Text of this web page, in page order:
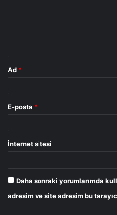
Ad *
E-posta *
İnternet sitesi
Daha sonraki yorumlarımda
adresim ve site adresim bu